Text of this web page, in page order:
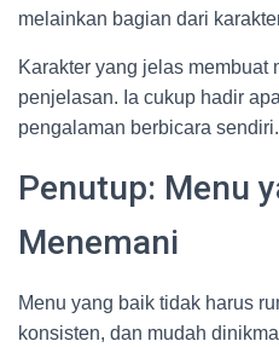
melainkan bagian dari
Karakter yang jelas membuat
penjelasan. Ia cukup hadir
pengalaman berbicara sendiri.
Penutup: Menu
Menemani
Menu yang baik tidak harus
konsisten, dan mudah